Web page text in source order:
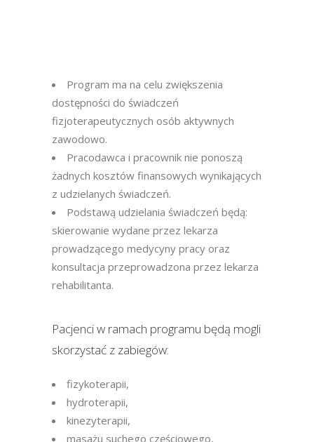
Program ma na celu zwiększenia
dostępności do świadczeń
fizjoterapeutycznych osób aktywnych
zawodowo.
Pracodawca i pracownik nie ponoszą
żadnych kosztów finansowych wynikających
z udzielanych świadczeń.
Podstawą udzielania świadczeń będą:
skierowanie wydane przez lekarza
prowadzącego medycyny pracy oraz
konsultacja przeprowadzona przez lekarza
rehabilitanta.
Pacjenci w ramach programu będą mogli
skorzystać z zabiegów:
fizykoterapii,
hydroterapii,
kinezyterapii,
masażu suchego częściowego,